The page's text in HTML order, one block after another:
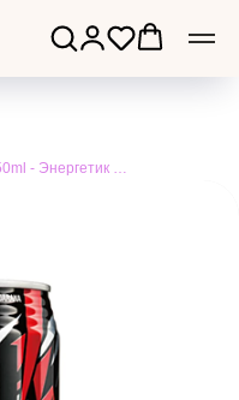
KiiVA Extra 350ml - Энергетик Кива Экстра